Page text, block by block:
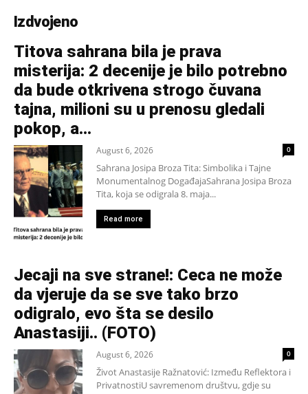
Izdvojeno
Titova sahrana bila je prava
misterija: 2 decenije je bilo potrebno
da bude otkrivena strogo čuvana
tajna, milioni su u prenosu gledali
pokop, a...
August 6, 2026 0
Sahrana Josipa Broza Tita: Simbolika i Tajne
Monumentalnog DogađajaSahrana Josipa Broza
Tita, koja se odigrala 8. maja...
Read more
Jecaji na sve strane!: Ceca ne može
da vjeruje da se sve tako brzo
odigralo, evo šta se desilo
Anastasiji.. (FOTO)
August 6, 2026 0
Život Anastasije Ražnatović: Između Reflektora i
PrivatnostiU savremenom društvu, gdje su